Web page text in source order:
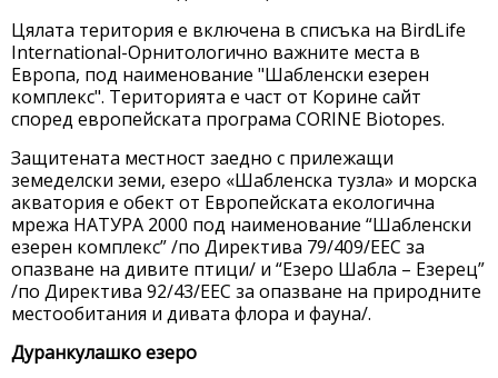
Цялата територия е включена в списъка на BirdLife
International-Орнитологично важните места в
Европа, под наименование "Шабленски езерен
комплекс". Територията е част от Корине сайт
според европейската програма CORINE Biotopes.
Защитената местност заедно с прилежащи
земеделски земи, езеро «Шабленска тузла» и морска
акватория е обект от Европейската екологична
мрежа НАТУРА 2000 под наименованиe “Шабленски
езерен комплекс” /по Директива 79/409/ЕЕС за
опазване на дивите птици/ и “Езеро Шабла – Езерец”
/по Директива 92/43/ЕЕС за опазване на природните
местообитания и дивата флора и фауна/.
Дуранкулашко езеро